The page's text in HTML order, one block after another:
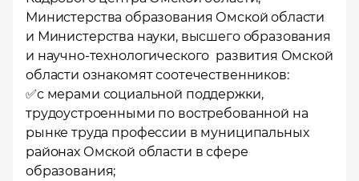
Министерства образования Омской области
и Министерства науки, высшего образования
и научно-технологического развития Омской
области ознакомят соотечественников:
✅с мерами социальной поддержки,
трудоустроенными по востребованной на
рынке труда профессии в муниципальных
районах Омской области в сфере
образования;